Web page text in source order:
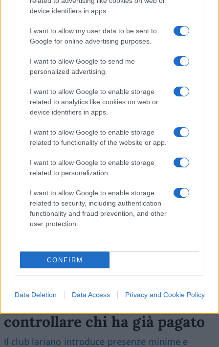
device identifiers in apps.
I want to allow my user data to be sent to
Google for online advertising purposes.
I want to allow Google to send me
personalized advertising.
I want to allow Google to enable storage
related to analytics like cookies on web or
device identifiers in apps.
I want to allow Google to enable storage
related to functionality of the website or app.
I want to allow Google to enable storage
related to personalization.
I want to allow Google to enable storage
related to security, including authentication
functionality and fraud prevention, and other
user protection.
CONFIRM
Data Deletion Data Access Privacy and Cookie Policy
guidare.
#EMERGENZA CORONAVIRUS
#GIUSEPPE CONTE
Pagina
Leggi i commenti
SEDUTE SATIRICHE
Il Como e l’assurda pretesa di
controllare chi ha già pagato
Il club lariano introduce presenze minime e